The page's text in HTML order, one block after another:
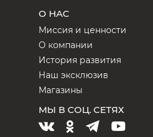
О НАС
Миссия и ценности
О компании
История развития
Наш эксклюзив
Магазины
МЫ В СОЦ. СЕТЯХ